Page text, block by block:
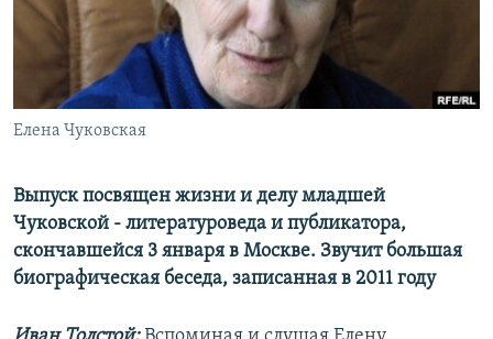
СОЦИАЛЬНЫЕ СЕТИ
Все сайты РСЕ/РС
Елена Чуковская
Выпуск посвящен жизни и делу младшей
Чуковской - литературоведа и публикатора,
скончавшейся 3 января в Москве. Звучит большая
биографическая беседа, записанная в 2011 году